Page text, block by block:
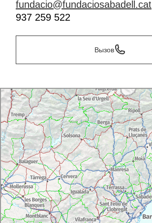
fundacio@fundaciosabadell.cat
937 259 522
Вызов